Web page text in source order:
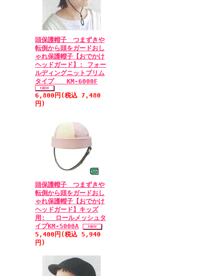
頭保護帽子 つまずきや
転倒から頭をガードおし
ゃれ保護帽子【おでかけ
ヘッドガード】: フォー
ルディングニットブリム
タイプ KM-6000F
6,800円(税込 7,480
円)
頭保護帽子 つまずきや
転倒から頭をガードおし
ゃれ保護帽子【おでかけ
ヘッドガード】キッズ
用: ロールメッシュタ
イプKM-5000A
5,400円(税込 5,940
円)